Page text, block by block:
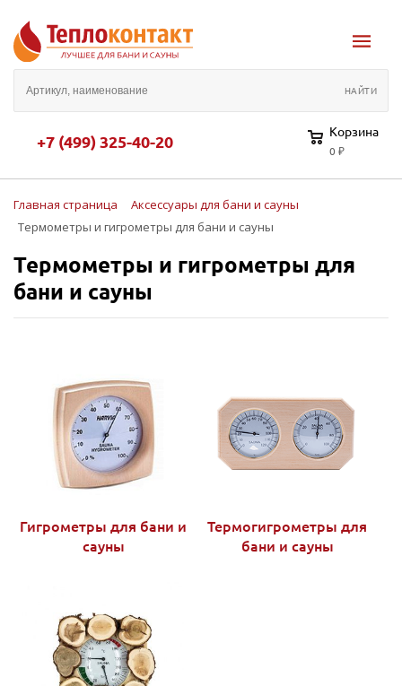
+7 (499) 325-40-20 Корзина
0 ₽
Главная страница
Аксессуары для бани и сауны
Термометры и гигрометры для бани и сауны
Термометры и гигрометры для
бани и сауны
Гигрометры для бани и
сауны
Термогигрометры для
бани и сауны